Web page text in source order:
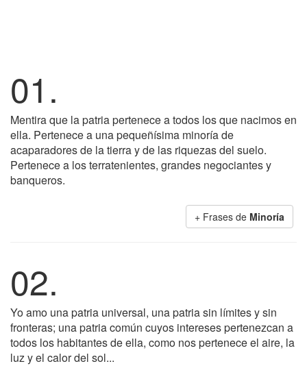
01.
Mentira que la patria pertenece a todos los que nacimos en
ella. Pertenece a una pequeñísima minoría de
acaparadores de la tierra y de las riquezas del suelo.
Pertenece a los terratenientes, grandes negociantes y
banqueros.
+ Frases de Minoría
02.
Yo amo una patria universal, una patria sin límites y sin
fronteras; una patria común cuyos intereses pertenezcan a
todos los habitantes de ella, como nos pertenece el aire, la
luz y el calor del sol...